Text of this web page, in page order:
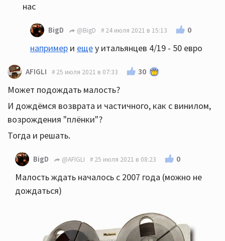
нас
BigD @BigD 24 июля 2021 в 15:13 0
например и ещеу итальянцев 4/19 - 50 евро
AFIGLI 25 июля 2021 в 07:33 30
Может подождать малость?
И дождёмся возврата и частичного, как с винилом,
возрождения "плёнки"?
Тогда и решать.
BigD @AFIGLI 25 июля 2021 в 08:23 0
Малость ждать началось с 2007 года (можно не
дождаться)